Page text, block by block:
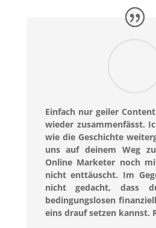
Einfach nur geiler
wieder zusammenfässt.
wie die Geschichte
uns auf deinem Weg
Online Marketer noch
nicht enttäuscht. Im
nicht gedacht, dass
bedingungslosen
eins drauf setzen kannst.